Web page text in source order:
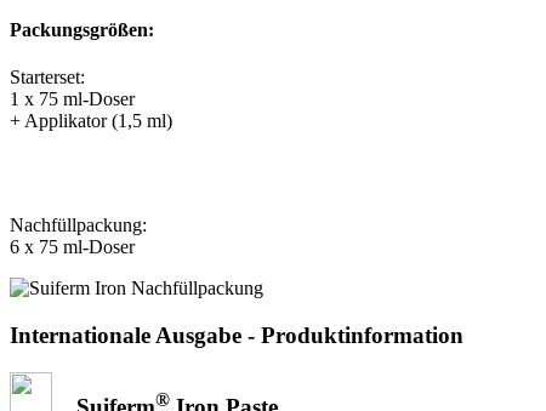
Packungsgrößen:
Starterset:
1 x 75 ml-Doser
+ Applikator (1,5 ml)
Nachfüllpackung:
6 x 75 ml-Doser
Internationale Ausgabe - Produktinformation
®